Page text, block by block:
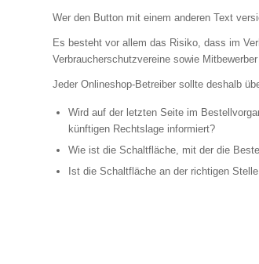
Wer den Button mit einem anderen Text
Es besteht vor allem das Risiko, dass im
Verbraucherschutzvereine sowie
Jeder Onlineshop-Betreiber sollte deshalb
Wird auf der letzten Seite im
künftigen Rechtslage informiert?
Wie ist die Schaltfläche, mit der die
Ist die Schaltfläche an der richtigen